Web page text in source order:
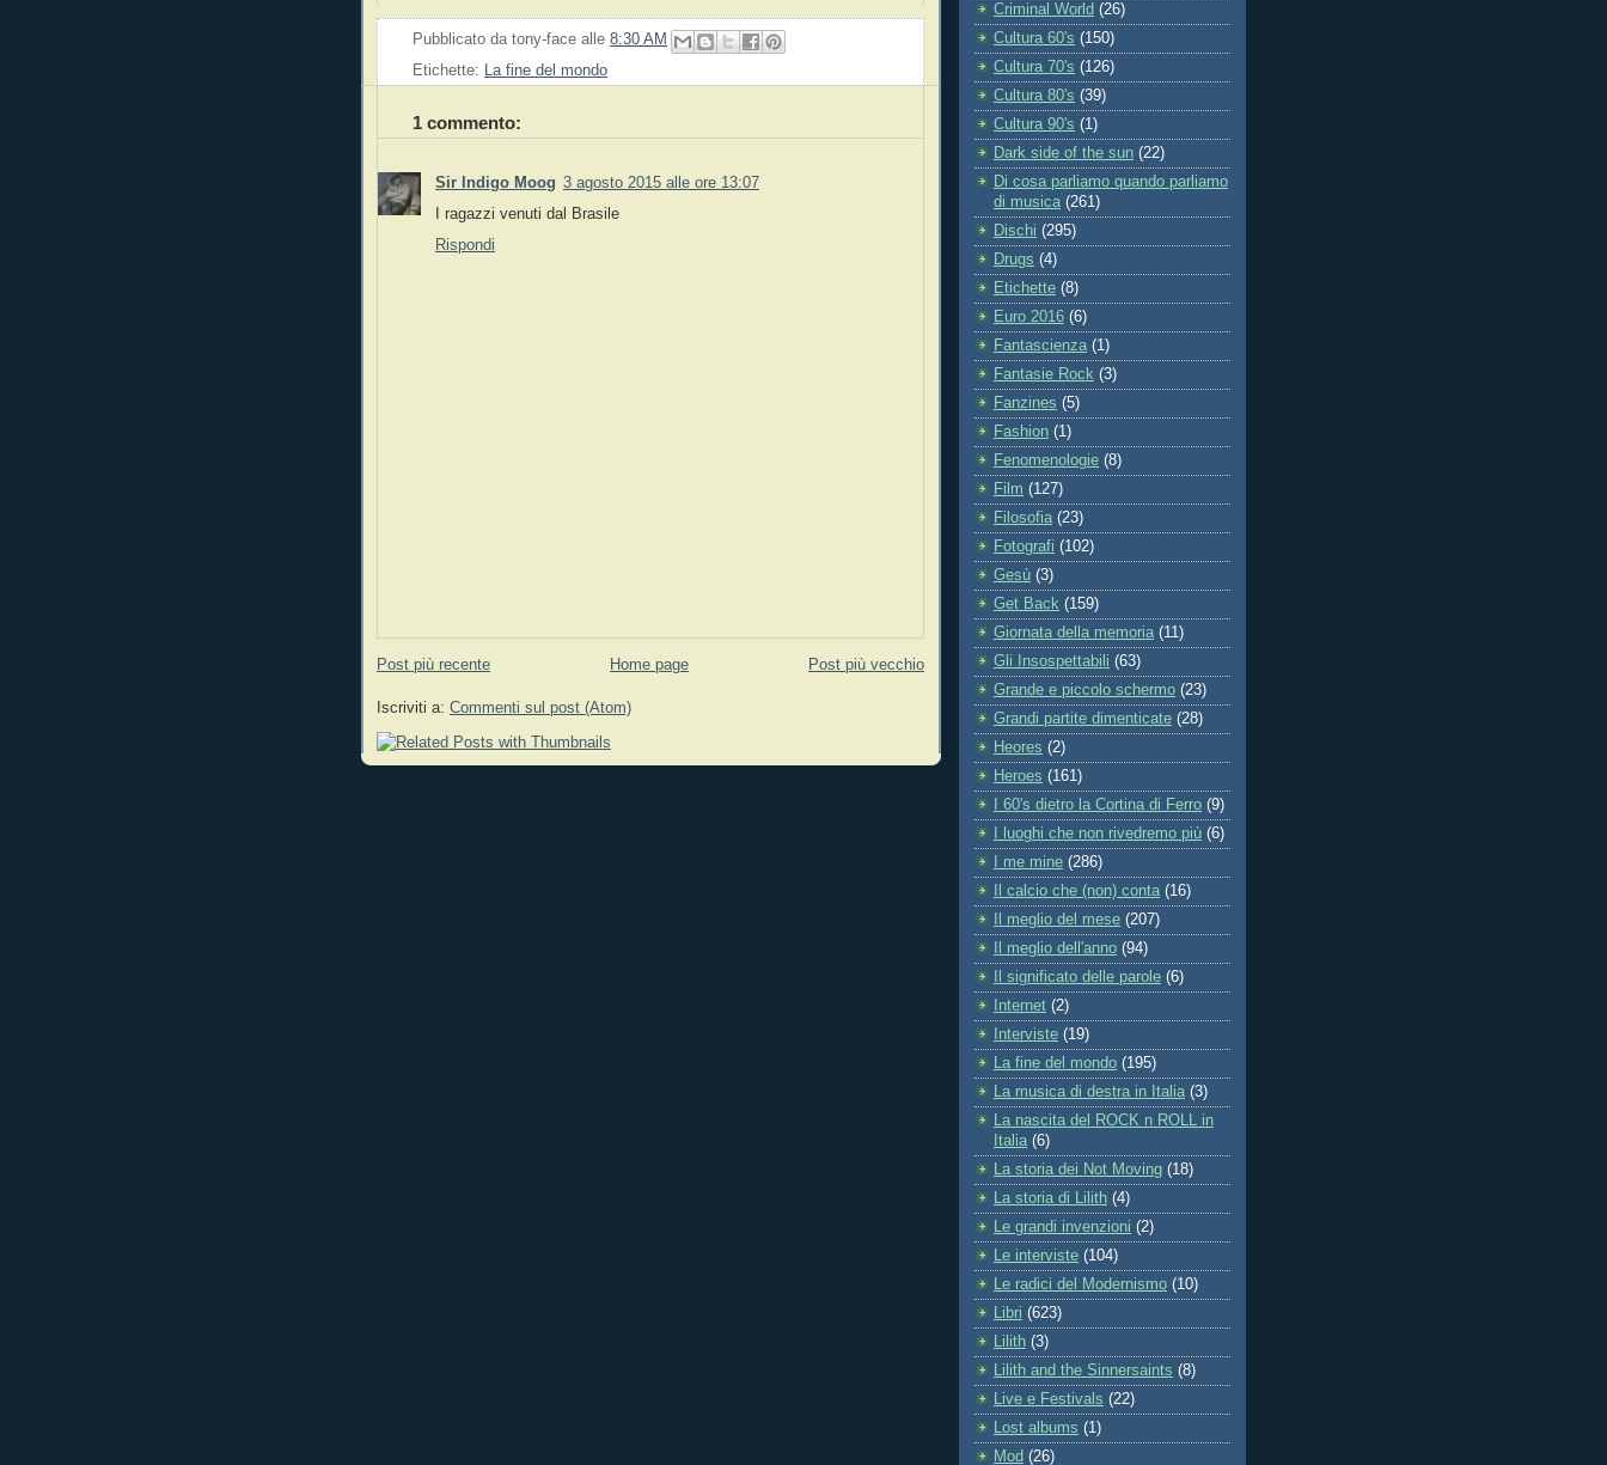
Pubblicato da tony-face alle 8:30 AM
Etichette:
La fine del mondo
1 commento:
Sir Indigo Moog 3 agosto 2015 alle ore 13:07
I ragazzi venuti dal Brasile
Rispondi
Post più recente Post più vecchio
Home page
Iscriviti a: Commenti sul post (Atom)
Criminal World (26)
Cultura 60's (150)
Cultura 70's (126)
Cultura 80's (39)
Cultura 90's (1)
Dark side of the sun (22)
Di cosa parliamo quando parliamo
di musica (261)
Dischi (295)
Drugs (4)
Etichette (8)
Euro 2016 (6)
Fantascienza (1)
Fantasie Rock (3)
Fanzines (5)
Fashion (1)
Fenomenologie (8)
Film (127)
Filosofia (23)
Fotografi (102)
Gesù (3)
Get Back (159)
Giornata della memoria (11)
Gli Insospettabili (63)
Grande e piccolo schermo (23)
Grandi partite dimenticate (28)
Heores (2)
Heroes (161)
I 60's dietro la Cortina di Ferro (9)
I luoghi che non rivedremo più (6)
I me mine (286)
Il calcio che (non) conta (16)
Il meglio del mese (207)
Il meglio dell'anno (94)
Il significato delle parole (6)
Internet (2)
Interviste (19)
La fine del mondo (195)
La musica di destra in Italia (3)
La nascita del ROCK n ROLL in
Italia (6)
La storia dei Not Moving (18)
La storia di Lilith (4)
Le grandi invenzioni (2)
Le interviste (104)
Le radici del Modernismo (10)
Libri (623)
Lilith (3)
Lilith and the Sinnersaints (8)
Live e Festivals (22)
Lost albums (1)
Mod (26)